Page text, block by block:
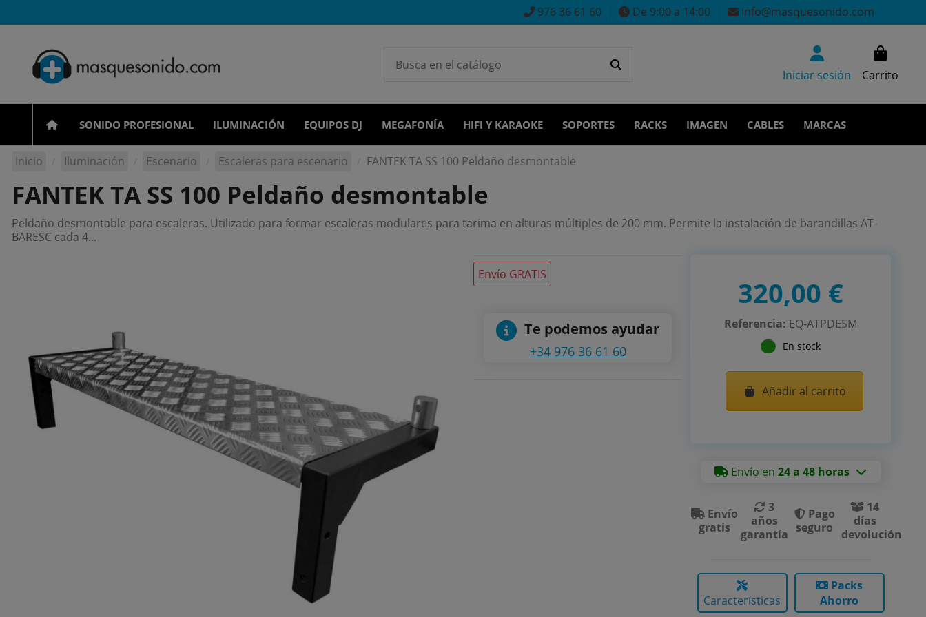
976 36 61 60 De 9:00 a 14:00 info@masquesonido.com
Iniciar sesión Carrito
SONIDO PROFESIONAL ILUMINACIÓN EQUIPOS DJ MEGAFONÍA HIFI Y KARAOKE SOPORTES RACKS IMAGEN CABLES MARCAS
Inicio Iluminación Escenario Escaleras para escenario FANTEK TA SS 100 Peldaño desmontable
FANTEK TA SS 100 Peldaño desmontable
Peldaño desmontable para escaleras. Utilizado para formar escaleras modulares para tarima en alturas múltiples de 200 mm. Permite la instalación de barandillas AT-
BARESC cada 4...
Envío GRATIS
Te podemos ayudar
+34 976 36 61 60
320,00 €
Referencia: EQ-ATPDESM
En stock
Añadir al carrito
Envío en24 a 48 horas
Envío
gratis
3
años
garantía
Pago
seguro
14
días
devolución
Características
Packs
Ahorro